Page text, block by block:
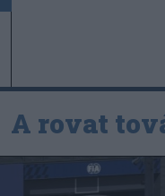
A rovat